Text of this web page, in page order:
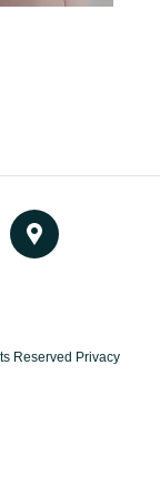
Reserved Privacy